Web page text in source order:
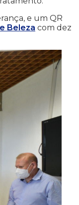
e um QR
Beleza com dez